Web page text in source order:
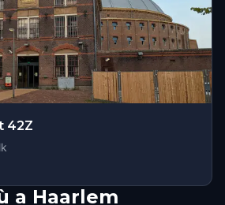
42Z
a Haarlem